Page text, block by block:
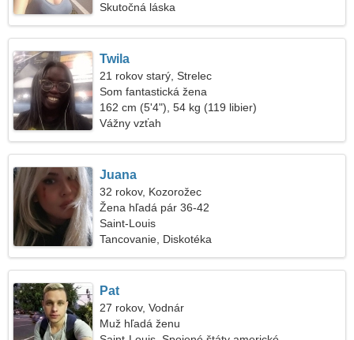
Skutočná láska
Twila
21 rokov starý, Strelec
Som fantastická žena
162 cm (5'4"), 54 kg (119 libier)
Vážny vzťah
Juana
32 rokov, Kozorožec
Žena hľadá pár 36-42
Saint-Louis
Tancovanie, Diskotéka
Pat
27 rokov, Vodnár
Muž hľadá ženu